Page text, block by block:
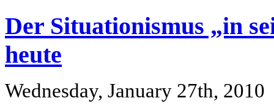
Der Situationismus „in
heute
Wednesday, January 27th, 2010